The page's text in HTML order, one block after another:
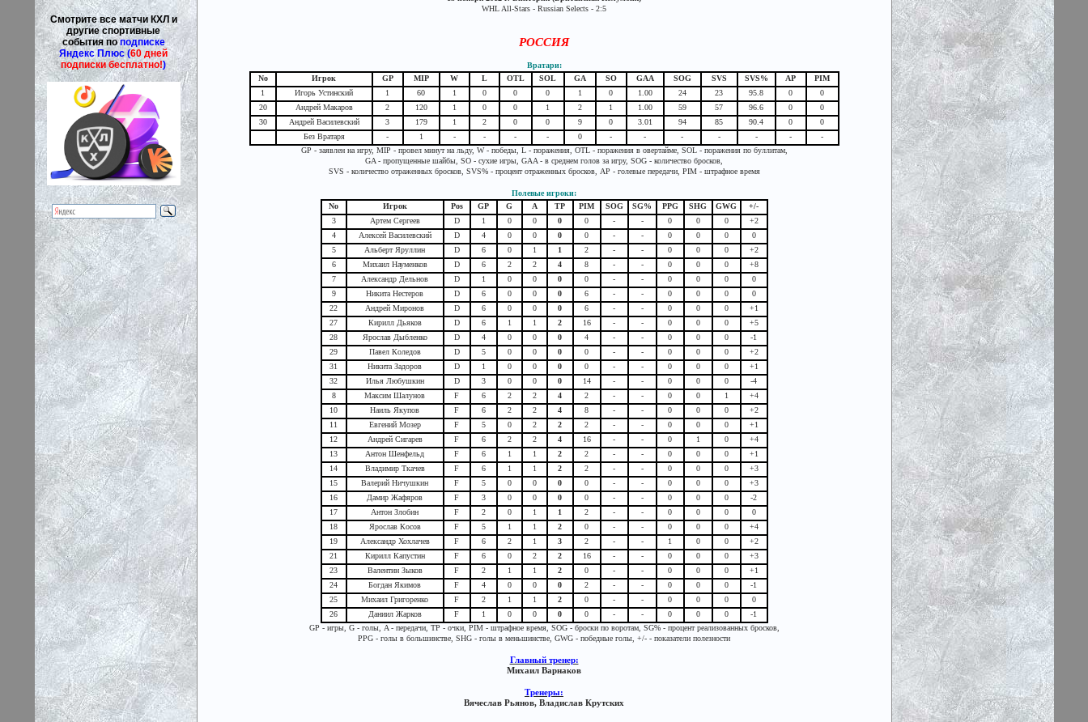
Смотрите все матчи КХЛ и
другие спортивные
события поподписке
Яндекс Плюс (60 дней
подписки бесплатно!)
WHL All-Stars - Russian Selects - 2:5
РОССИЯ
Вратари:
No
Игрок GP MIP W L OTL SOL GA SO GAA SOG SVS SVS% AP
PIM
1
Игорь Устинский 1 60 1 0 0 0 1 0 1.00 24 23 95.8 0
0
20
Андрей Макаров 2 120 1 0 0 1 2 1 1.00 59 57 96.6 0
0
30
Андрей Василевский 3 179 1 2 0 0 9 0 3.01 94 85 90.4 0
0
Без Вратаря
- 1 - - - - 0 - - - - - -
-
GP - заявлен на игру, MIP - провел минут на льду, W - победы, L - поражения, OTL - поражения в овертайме, SOL - поражения по буллитам,
GA - пропущенные шайбы, SO - сухие игры, GAA - в среднем голов за игру, SOG - количество бросков,
SVS - количество отраженных бросков, SVS% - процент отраженных бросков, AP - голевые передачи, PIM - штрафное время
Полевые игроки:
No
Игрок Pos GP G A TP PIM SOG SG% PPG SHG GWG
+/-
3
Артем Сергеев D 1 0 0 0 0 - - 0 0 0
+2
4
Алексей Василевский D 4 0 0 0 0 - - 0 0 0
0
5
Альберт Яруллин D 6 0 1 1 2 - - 0 0 0
+2
6
Михаил Науменков D 6 2 2 4 8 - - 0 0 0
+8
7
Александр Дельнов D 1 0 0 0 0 - - 0 0 0
0
9
Никита Нестеров D 6 0 0 0 6 - - 0 0 0
0
22
Андрей Миронов D 6 0 0 0 6 - - 0 0 0
+1
27
Кирилл Дьяков D 6 1 1 2 16 - - 0 0 0
+5
28
Ярослав Дыбленко D 4 0 0 0 4 - - 0 0 0
-1
29
Павел Коледов D 5 0 0 0 0 - - 0 0 0
+2
31
Никита Задоров D 1 0 0 0 0 - - 0 0 0
+1
32
Илья Любушкин D 3 0 0 0 14 - - 0 0 0
-4
8
Максим Шалунов F 6 2 2 4 2 - - 0 0 1
+4
10
Наиль Якупов F 6 2 2 4 8 - - 0 0 0
+2
11
Евгений Мозер F 5 0 2 2 2 - - 0 0 0
+1
12
Андрей Сигарев F 6 2 2 4 16 - - 0 1 0
+4
13
Антон Шенфельд F 6 1 1 2 2 - - 0 0 0
+1
14
Владимир Ткачев F 6 1 1 2 2 - - 0 0 0
+3
15
Валерий Ничушкин F 5 0 0 0 0 - - 0 0 0
+3
16
Дамир Жафяров F 3 0 0 0 0 - - 0 0 0
-2
17
Антон Злобин F 2 0 1 1 2 - - 0 0 0
0
18
Ярослав Косов F 5 1 1 2 0 - - 0 0 0
+4
19
Александр Хохлачев F 6 2 1 3 2 - - 1 0 0
+2
21
Кирилл Капустин F 6 0 2 2 16 - - 0 0 0
+3
23
Валентин Зыков F 2 1 1 2 0 - - 0 0 0
+1
24
Богдан Якимов F 4 0 0 0 2 - - 0 0 0
-1
25
Михаил Григоренко F 2 1 1 2 0 - - 0 0 0
0
26
Даниил Жарков F 1 0 0 0 0 - - 0 0 0
-1
GP - игры, G - голы, A - передачи, TP - очки, PIM - штрафное время, SOG - броски по воротам, SG% - процент реализованных бросков,
PPG - голы в большинстве, SHG - голы в меньшинстве, GWG - победные голы, +/- - показатели полезности
Главный тренер:
Михаил Варнаков
Тренеры:
Вячеслав Рьянов, Владислав Крутских